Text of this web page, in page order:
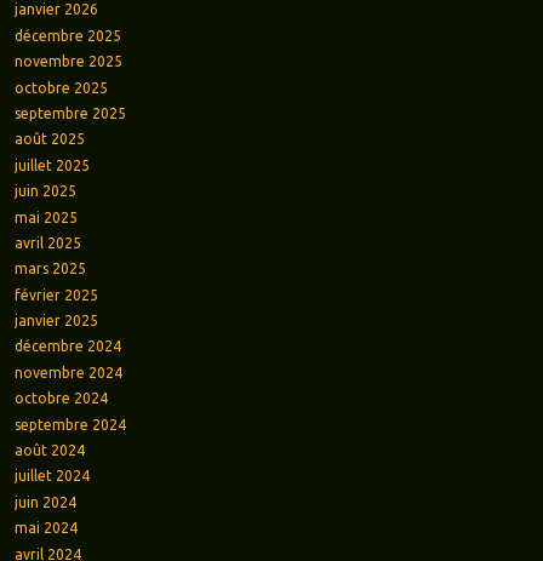
janvier 2026
décembre 2025
novembre 2025
octobre 2025
septembre 2025
août 2025
juillet 2025
juin 2025
mai 2025
avril 2025
mars 2025
février 2025
janvier 2025
décembre 2024
novembre 2024
octobre 2024
septembre 2024
août 2024
juillet 2024
juin 2024
mai 2024
avril 2024